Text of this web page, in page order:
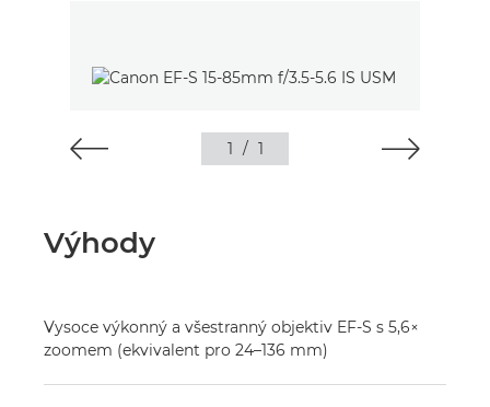
1 / 1
Výhody
Vysoce výkonný a všestranný objektiv EF-S s 5,6×
zoomem (ekvivalent pro 24–136 mm)